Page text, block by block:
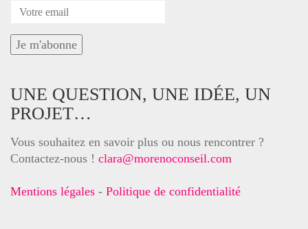
UNE QUESTION, UNE IDÉE, UN
PROJET…
Vous souhaitez en savoir plus ou nous rencontrer ?
Contactez-nous ! clara@morenoconseil.com
Mentions légales - Politique de confidentialité